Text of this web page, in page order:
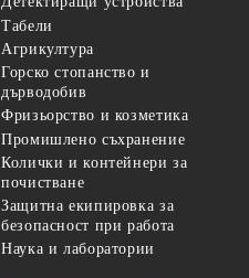
Табели
Агрикултура
Горско стопанство и
дърводобив
Фризьорство и козметика
Промишлено съхранение
Колички и контейнери за
почистване
Защитна екипировка за
безопасност при работа
Наука и лаборатории